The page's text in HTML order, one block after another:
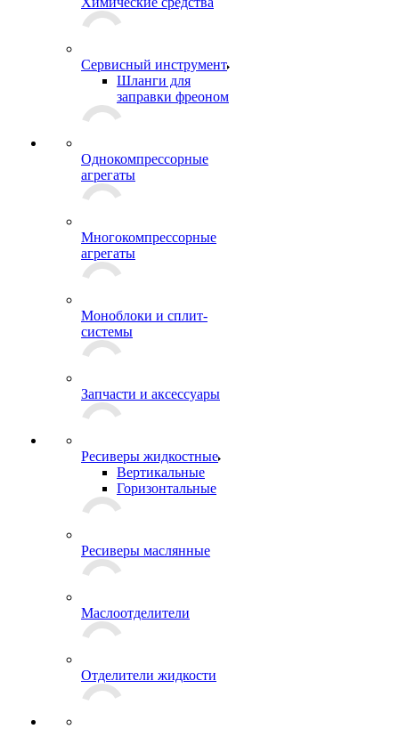
Сервисный инструмент
Шланги для
заправки фреоном
Однокомпрессорные
агрегаты
Многокомпрессорные
агрегаты
Моноблоки и сплит-
системы
Запчасти и аксессуары
Ресиверы жидкостные
Вертикальные
Горизонтальные
Ресиверы маслянные
Маслоотделители
Отделители жидкости